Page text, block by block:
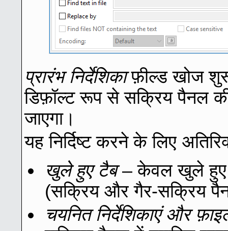
प्रारंभ निर्देशिकाफ़ील्ड खोज शुरू
डिफ़ॉल्ट रूप से सक्रिय पैनल की
जाएगा।
यह निर्दिष्ट करने के लिए
खुले हुए टैब– केवल खुले हुए
(सक्रिय और गैर-सक्रिय
चयनित निर्देशिकाएं और